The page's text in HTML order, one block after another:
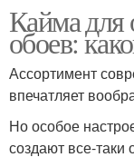
Кайма для
обоев:
Ассортимент
впечатляет
Но особое
создают все-